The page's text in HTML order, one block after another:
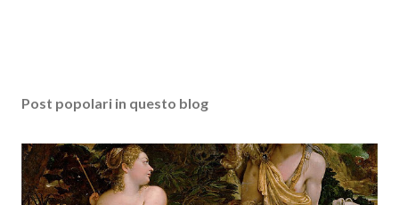
Post popolari in questo blog